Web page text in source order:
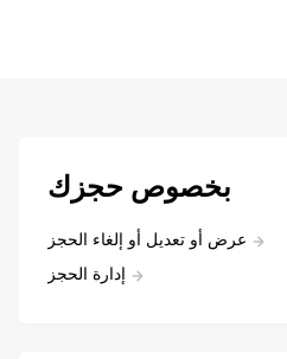
بخصوص حجزك
عرض أو تعديل أو إلغاء الحجز
إدارة الحجز